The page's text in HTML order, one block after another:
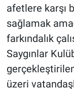
afetlere karşı
sağlamak
farkındalık
Saygınlar
üzeri